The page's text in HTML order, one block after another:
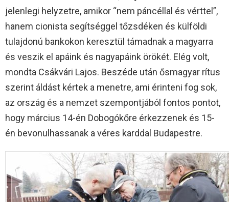
jelenlegi helyzetre, amikor “nem páncéllal és vérttel”,
hanem cionista segítséggel tőzsdéken és külföldi
tulajdonú bankokon keresztül támadnak a magyarra
és veszik el apáink és nagyapáink örökét. Elég volt,
mondta Csákvári Lajos. Beszéde után ősmagyar rítus
szerint áldást kértek a menetre, ami érinteni fog sok,
az ország és a nemzet szempontjából fontos pontot,
hogy március 14-én Dobogókőre érkezzenek és 15-
én bevonulhassanak a véres karddal Budapestre.